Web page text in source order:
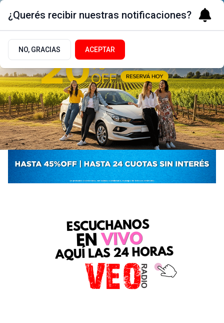
¿Querés recibir nuestras notificaciones?
NO, GRACIAS ACEPTAR